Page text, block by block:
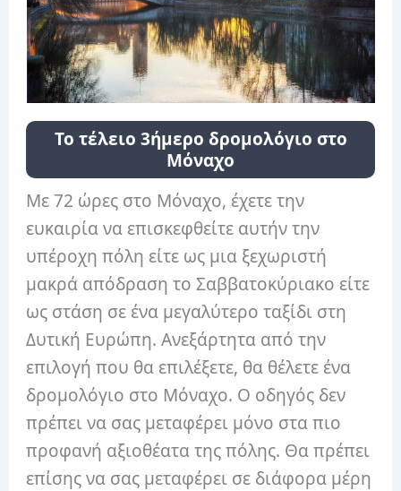
Το τέλειο 3ήμερο δρομολόγιο στο
Μόναχο
Με 72 ώρες στο Μόναχο, έχετε την
ευκαιρία να επισκεφθείτε αυτήν την
υπέροχη πόλη είτε ως μια ξεχωριστή
μακρά απόδραση το Σαββατοκύριακο είτε
ως στάση σε ένα μεγαλύτερο ταξίδι στη
Δυτική Ευρώπη. Ανεξάρτητα από την
επιλογή που θα επιλέξετε, θα θέλετε ένα
δρομολόγιο στο Μόναχο. Ο οδηγός δεν
πρέπει να σας μεταφέρει μόνο στα πιο
προφανή αξιοθέατα της πόλης. Θα πρέπει
επίσης να σας μεταφέρει σε διάφορα μέρη